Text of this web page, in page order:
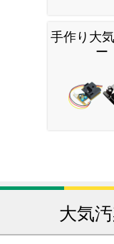
手作り大
ー
大気